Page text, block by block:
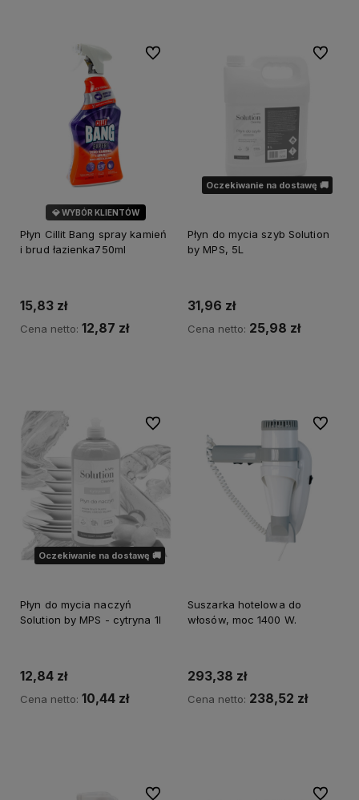
💎 WYBÓR KLIENTÓW
Płyn Cillit Bang spray kamień
i brud łazienka750ml
15,83 zł
Cena netto: 12,87 zł
Do ulubionych
Oczekiwanie na dostawę 🚚
Płyn do mycia szyb Solution
by MPS, 5L
31,96 zł
Cena netto: 25,98 zł
Do
Oczekiwanie na dostawę 🚚
Płyn do mycia naczyń
Solution by MPS - cytryna 1l
12,84 zł
Cena netto: 10,44 zł
Do ulubionych
Suszarka hotelowa do
włosów, moc 1400 W.
293,38 zł
Cena netto: 238,52 zł
Do
Do ulubionych Do